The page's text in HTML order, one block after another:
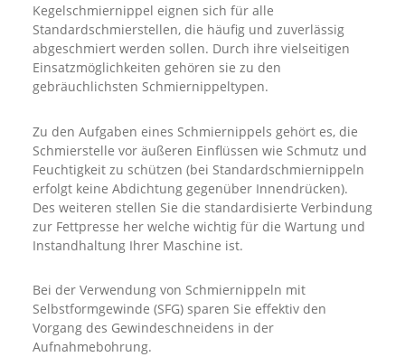
Kegelschmiernippel eignen sich für alle
Standardschmierstellen, die häufig und zuverlässig
abgeschmiert werden sollen. Durch ihre vielseitigen
Einsatzmöglichkeiten gehören sie zu den
gebräuchlichsten Schmiernippeltypen.
Zu den Aufgaben eines Schmiernippels gehört es, die
Schmierstelle vor äußeren Einflüssen wie Schmutz und
Feuchtigkeit zu schützen (bei Standardschmiernippeln
erfolgt keine Abdichtung gegenüber Innendrücken).
Des weiteren stellen Sie die standardisierte Verbindung
zur Fettpresse her welche wichtig für die Wartung und
Instandhaltung Ihrer Maschine ist.
Bei der Verwendung von Schmiernippeln mit
Selbstformgewinde (SFG) sparen Sie effektiv den
Vorgang des Gewindeschneidens in der
Aufnahmebohrung.